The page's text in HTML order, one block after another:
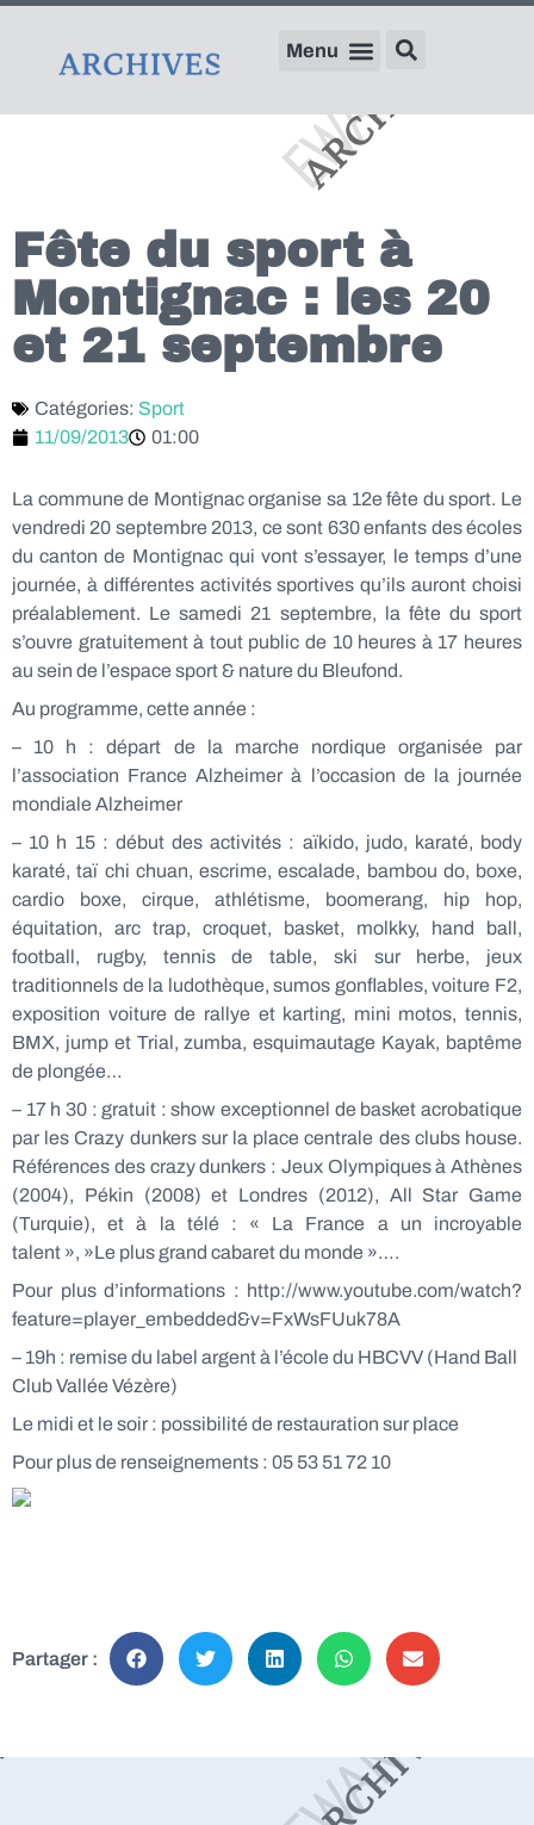
Fête du sport à
Montignac : les 20
et 21 septembre
Catégories: Sport
11/09/2013
01:00
La commune de Montignac organise sa 12e fête du sport. Le
vendredi 20 septembre 2013, ce sont 630 enfants des écoles
du canton de Montignac qui vont s’essayer, le temps d’une
journée, à différentes activités sportives qu’ils auront choisi
préalablement. Le samedi 21 septembre, la fête du sport
s’ouvre gratuitement à tout public de 10 heures à 17 heures
au sein de l’espace sport & nature du Bleufond.
Au programme, cette année :
– 10 h : départ de la marche nordique organisée par
l’association France Alzheimer à l’occasion de la journée
mondiale Alzheimer
– 10 h 15 : début des activités : aïkido, judo, karaté, body
karaté, taï chi chuan, escrime, escalade, bambou do, boxe,
cardio boxe, cirque, athlétisme, boomerang, hip hop,
équitation, arc trap, croquet, basket, molkky, hand ball,
football, rugby, tennis de table, ski sur herbe, jeux
traditionnels de la ludothèque, sumos gonflables, voiture F2,
exposition voiture de rallye et karting, mini motos, tennis,
BMX, jump et Trial, zumba, esquimautage Kayak, baptême
de plongée…
– 17 h 30 : gratuit : show exceptionnel de basket acrobatique
par les Crazy dunkers sur la place centrale des clubs house.
Références des crazy dunkers : Jeux Olympiques à Athènes
(2004), Pékin (2008) et Londres (2012), All Star Game
(Turquie), et à la télé : « La France a un incroyable
talent », »Le plus grand cabaret du monde »….
Pour plus d’informations : http://www.youtube.com/watch?
feature=player_embedded&v=FxWsFUuk78A
– 19h : remise du label argent à l’école du HBCVV (Hand Ball
Club Vallée Vézère)
Le midi et le soir : possibilité de restauration sur place
Pour plus de renseignements : 05 53 51 72 10
Partager :